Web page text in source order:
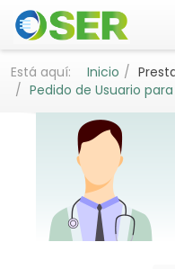
Está aquí: Inicio
Pedido de Usuario